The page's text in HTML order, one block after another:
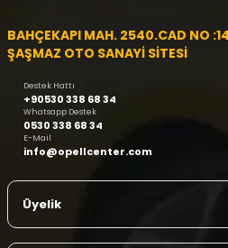
BAHÇEKAPI MAH. 2540.CAD NO
ŞAŞMAZ OTO SANAYİ SİTESİ
Destek Hattı
+90530 338 68 34
Whatsapp Destek
0530 338 68 34
E-Mail
info@opellcenter.com
Üyelik